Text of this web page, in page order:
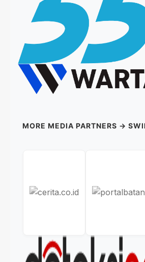
MORE MEDIA PARTNERS →